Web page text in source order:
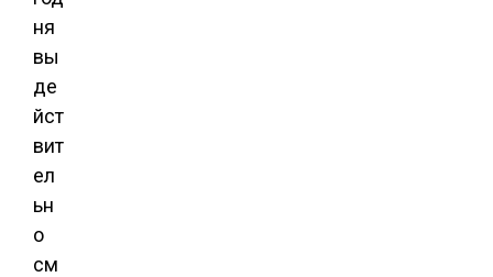
ня
вы
де
йст
вит
ел
ьн
о
см